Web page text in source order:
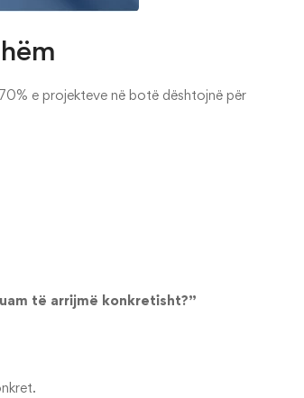
e projekteve në botë dështojnë për
të arrijmë konkretisht?”